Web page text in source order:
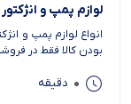
لوازم پمپ و انژکتور
انواع لوازم پمپ و
بودن کالا فقط در
0 دقیقه